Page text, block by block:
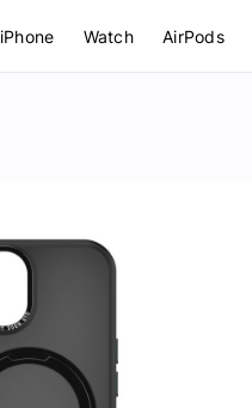
iPhone Watch AirPods